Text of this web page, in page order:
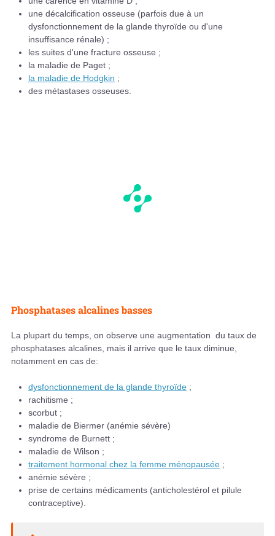
une décalcification osseuse (parfois due à un
dysfonctionnement de la glande thyroïde ou d'une
insuffisance rénale) ;
les suites d'une fracture osseuse ;
la maladie de Paget ;
la maladie de Hodgkin ;
des métastases osseuses.
Phosphatases alcalines basses
La plupart du temps, on observe une augmentation du taux de
phosphatases alcalines, mais il arrive que le taux diminue,
notamment en cas de:
dysfonctionnement de la glande thyroïde ;
rachitisme ;
scorbut ;
maladie de Biermer (anémie sévère)
syndrome de Burnett ;
maladie de Wilson ;
traitement hormonal chez la femme ménopausée ;
anémie sévère ;
prise de certains médicaments (anticholestérol et pilule
contraceptive).